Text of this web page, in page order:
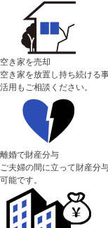
空き家を売却
空き家を放置し持ち続ける
活用もご相談ください。
離婚で財産分与
ご夫婦の間に立って財産分
可能です。